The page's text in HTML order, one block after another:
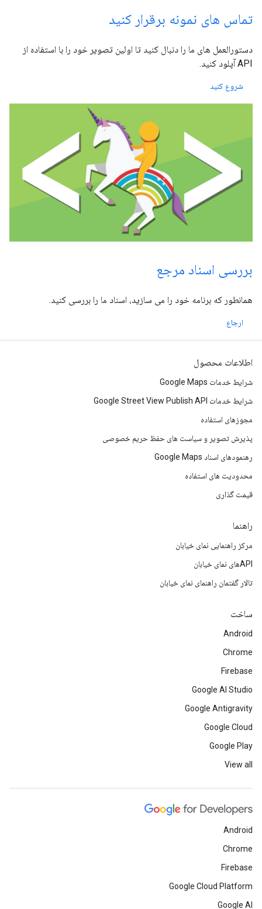
تماس های نمونه برقرار کنید
دستورالعمل های ما را دنبال کنید تا اولین تصویر خود را با استفاده از
API آپلود کنید.
شروع کنید
بررسی اسناد مرجع
همانطور که برنامه خود را می سازید، اسناد ما را بررسی کنید.
ارجاع
اطلاعات محصول
شرایط خدمات Google Maps
شرایط خدمات Google Street View Publish API
مجوزهای استفاده
پذیرش تصویر و سیاست های حفظ حریم خصوصی
رهنمودهای اسناد Google Maps
محدودیت های استفاده
قیمت گذاری
راهنما
مرکز راهنمایی نمای خیابان
APIهای نمای خیابان
تالار گفتمان راهنمای نمای خیابان
ساخت
Android
Chrome
Firebase
Google AI Studio
Google Antigravity
Google Cloud
Google Play
View all
Android
Chrome
Firebase
Google Cloud Platform
Google AI